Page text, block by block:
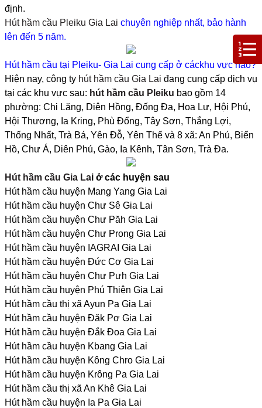
định.
Hút hầm cầu Pleiku Gia Lai chuyên nghiệp nhất, bảo hành
lên đến 5 năm.
Hút hầm cầu tại Pleiku- Gia Lai cung cấp ở cáckhu vực nào?
Hiện nay, công ty hút hầm cầu Gia Lai đang cung cấp dịch vụ
tại các khu vực sau: hút hầm cầu Pleiku bao gồm 14
phường: Chi Lăng, Diên Hồng, Đống Đa, Hoa Lư, Hội Phú,
Hội Thương, Ia Kring, Phù Đổng, Tây Sơn, Thắng Lợi,
Thống Nhất, Trà Bá, Yên Đỗ, Yên Thế và 8 xã: An Phú, Biển
Hồ, Chư Á, Diên Phú, Gào, Ia Kênh, Tân Sơn, Trà Đa.
Hút hầm cầu Gia Lai ở các huyện sau
Hút hầm cầu huyện Mang Yang Gia Lai
Hút hầm cầu huyện Chư Sê Gia Lai
Hút hầm cầu huyện Chư Păh Gia Lai
Hút hầm cầu huyện Chư Prong Gia Lai
Hút hầm cầu huyện IAGRAI Gia Lai
Hút hầm cầu huyện Đức Cơ Gia Lai
Hút hầm cầu huyện Chư Pưh Gia Lai
Hút hầm cầu huyện Phú Thiện Gia Lai
Hút hầm cầu thị xã Ayun Pa Gia Lai
Hút hầm cầu huyện Đăk Pơ Gia Lai
Hút hầm cầu huyện Đắk Đoa Gia Lai
Hút hầm cầu huyện Kbang Gia Lai
Hút hầm cầu huyện Kông Chro Gia Lai
Hút hầm cầu huyện Krông Pa Gia Lai
Hút hầm cầu thị xã An Khê Gia Lai
Hút hầm cầu huyện Ia Pa Gia Lai